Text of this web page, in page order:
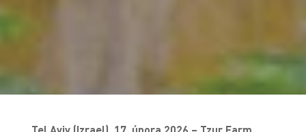
Tel Aviv (Izrael), 17. února 2026 – Tzur Farm,